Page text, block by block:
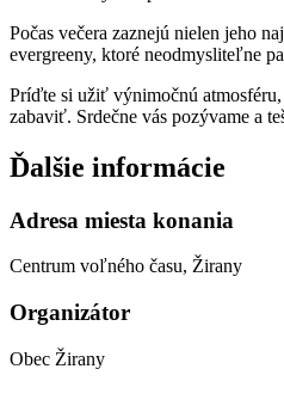
Počas večera zaznejú nielen jeho
evergreeny, ktoré neodmysliteľne
Príďte si užiť výnimočnú
zabaviť. Srdečne vás pozývame a
Ďalšie informácie
Adresa miesta konania
Centrum voľného času, Žirany
Organizátor
Obec Žirany